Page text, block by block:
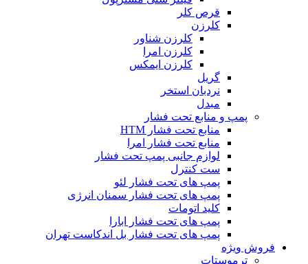
قرص کلر
کلرزن
کلرزن شناور
کلرزن امرا
کلرزن ایمکس
گریل
نردبان استخر
مبدل
پمپ و منابع تحت فشار
منابع تحت فشار HTM‎
منابع تحت فشار امرا
لوازم جانبی پمپ تحت فشار
ست کنترل
پمپ های تحت فشار لئو
پمپ های تحت فشار سمنان انرژی
کلید اتومات
پمپ های تحت فشار ابارا
پمپ های تحت فشار بل اندکاست تهران
فروش ویژه
ترموستات